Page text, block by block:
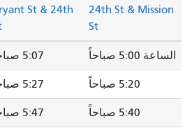
Bryant St &
Bryant St &
St &
St
5:07 صباحاً 5:12 صباحاً 5:22 صباحاً
5:32 صباحاً 5:42 صباحاً
5:52 صباحاً 6:02 صباحاً